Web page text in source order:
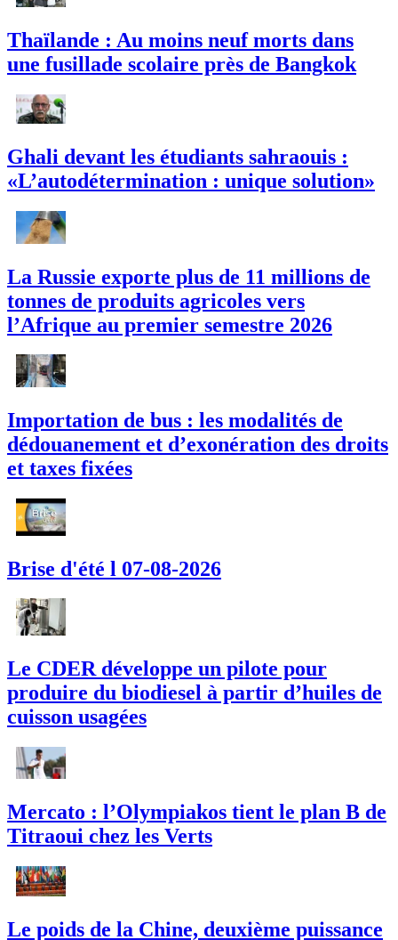
Thaïlande : Au moins neuf morts dans
une fusillade scolaire près de Bangkok
Ghali devant les étudiants sahraouis :
«L’autodétermination : unique solution»
La Russie exporte plus de 11 millions de
tonnes de produits agricoles vers
l’Afrique au premier semestre 2026
Importation de bus : les modalités de
dédouanement et d’exonération des droits
et taxes fixées
Brise d'été l 07-08-2026
Le CDER développe un pilote pour
produire du biodiesel à partir d’huiles de
cuisson usagées
Mercato : l’Olympiakos tient le plan B de
Titraoui chez les Verts
Le poids de la Chine, deuxième puissance